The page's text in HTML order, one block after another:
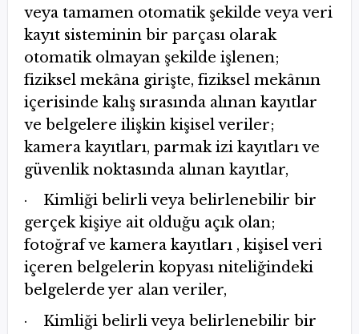
veya tamamen otomatik şekilde veya veri
kayıt sisteminin bir parçası olarak
otomatik olmayan şekilde işlenen;
fiziksel mekâna girişte, fiziksel mekânın
içerisinde kalış sırasında alınan kayıtlar
ve belgelere ilişkin kişisel veriler;
kamera kayıtları, parmak izi kayıtları ve
güvenlik noktasında alınan kayıtlar,
· Kimliği belirli veya belirlenebilir bir
gerçek kişiye ait olduğu açık olan;
fotoğraf ve kamera kayıtları , kişisel veri
içeren belgelerin kopyası niteliğindeki
belgelerde yer alan veriler,
· Kimliği belirli veya belirlenebilir bir